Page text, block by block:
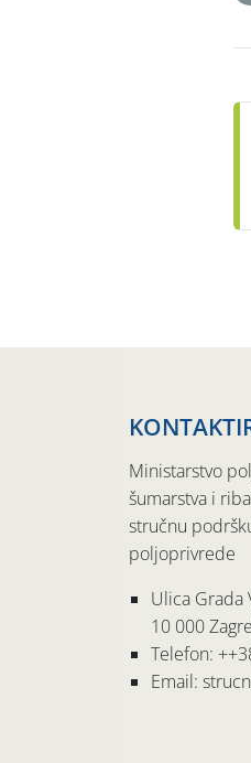
Ministarstvo
šumarstva i
stručnu
poljoprivrede
Ulica Grada
10 000
Telefon:
Email: